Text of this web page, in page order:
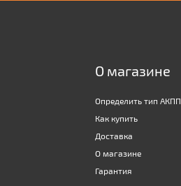
О магазине
Определить тип АКПП
Как купить
Доставка
О магазине
Гарантия